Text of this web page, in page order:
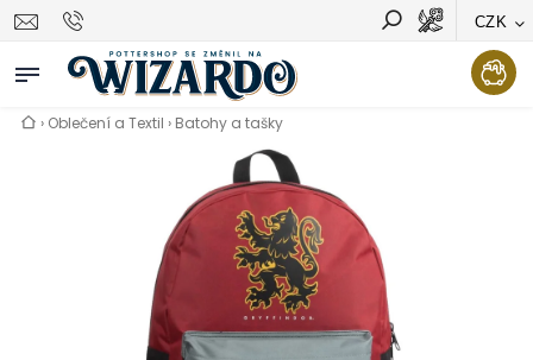
CZK
Vyhledávání Hledat
› Oblečení a Textil › Batohy a tašky